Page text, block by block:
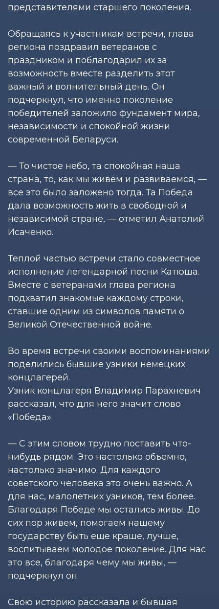
представителями старшего поколения.
Обращаясь к участникам встречи, глава
региона поздравил ветеранов с
праздником и поблагодарил их за
возможность вместе разделить этот
важный и волнительный день. Он
подчеркнул, что именно поколение
победителей заложило фундамент мира,
независимости и спокойной жизни
современной Беларуси.
— То чистое небо, та спокойная наша
страна, то, как мы живем и развиваемся, —
все это было заложено тогда. Та Победа
дала возможность жить в свободной и
независимой стране, — отметил Анатолий
Исаченко.
Теплой частью встречи стало совместное
исполнение легендарной песни Катюша.
Вместе с ветеранами глава региона
подхватил знакомые каждому строки,
ставшие одним из символов памяти о
Великой Отечественной войне.
Во время встречи своими воспоминаниями
поделились бывшие узники немецких
концлагерей.
Узник концлагеря Владимир Парахневич
рассказал, что для него значит слово
«Победа».
— С этим словом трудно поставить что-
нибудь рядом. Это настолько объемно,
настолько значимо. Для каждого
советского человека это очень важно. А
для нас, малолетних узников, тем более.
Благодаря Победе мы остались живы. До
сих пор живем, помогаем нашему
государству быть еще краше, лучше,
воспитываем молодое поколение. Для нас
это все, благодаря чему мы живы, —
подчеркнул он.
Свою историю рассказала и бывшая